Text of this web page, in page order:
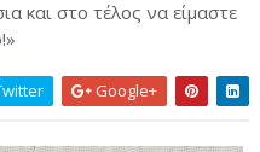
και στο τέλος να είμαστε
Google+